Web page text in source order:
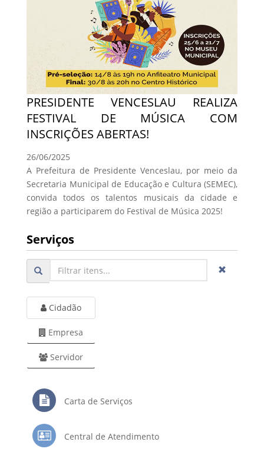
PRESIDENTE VENCESLAU REALIZA
FESTIVAL DE MÚSICA COM
INSCRIÇÕES ABERTAS!
26/06/2025
A Prefeitura de Presidente Venceslau, por meio da
Secretaria Municipal de Educação e Cultura (SEMEC),
convida todos os talentos musicais da cidade e
região a participarem do Festival de Música 2025!
Serviços
Cidadão
Empresa
Servidor
Carta de Serviços
Central de Atendimento